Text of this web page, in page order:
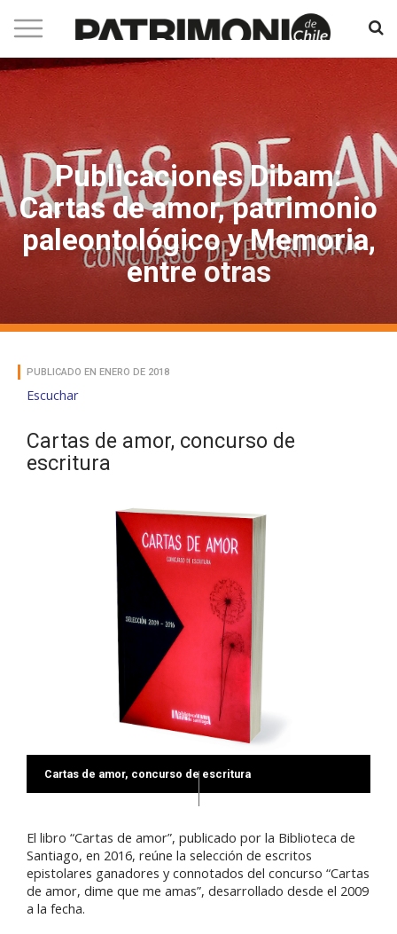
Publicaciones Dibam:
Cartas de amor, patrimonio
paleontológico y Memoria,
entre otras
PUBLICADO EN ENERO DE 2018
Escuchar
Cartas de amor, concurso de
escritura
Cartas de amor, concurso de escritura
El libro “Cartas de amor”, publicado por la Biblioteca de
Santiago, en 2016, reúne la selección de escritos
epistolares ganadores y connotados del concurso “Cartas
de amor, dime que me amas”, desarrollado desde el 2009
a la fecha.